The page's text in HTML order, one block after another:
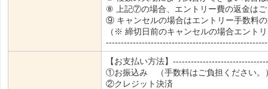
⑧ 上記⑦の場合、エントリー費の返金はご
⑨ キャンセルの場合はエントリー手数料
（※ 締切日前のキャンセルの場合エント
【お支払い方法】
①お振込み （手数料はご負担ください。
②クレジット決済